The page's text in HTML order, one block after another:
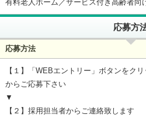
有料老人ホーム／サービス付き高齢者向
応募方
応募方法
【１】「WEBエントリー」ボタンをク
からご応募下さい
▼
【２】採用担当者からご連絡致します